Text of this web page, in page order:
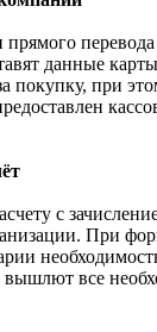
данные
покупку, при
с
При
все